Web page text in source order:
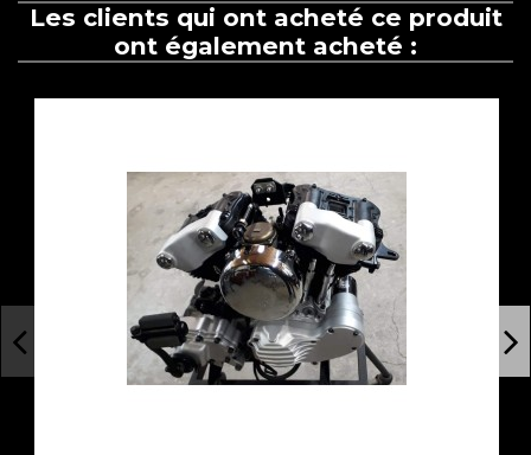
Les clients qui ont acheté ce produit
ont également acheté :